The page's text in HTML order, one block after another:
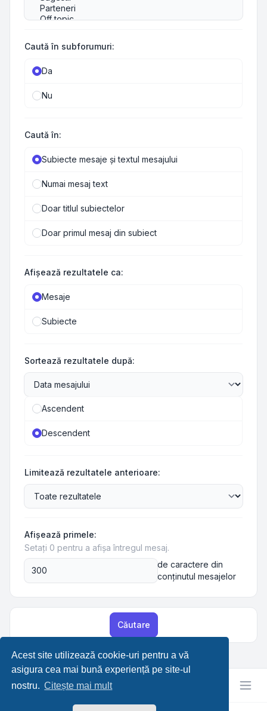
Acest site utilizează cookie-uri pentru a vă
asigura cea mai bună experiență pe site-ul
nostru. Citește mai mult
Caută în subforumuri:
Da
Nu
Caută în:
Subiecte mesaje şi textul mesajului
Numai mesaj text
Doar titlul subiectelor
Doar primul mesaj din subiect
Afişează rezultatele ca:
Mesaje
Subiecte
Sortează rezultatele după:
Ascendent
Descendent
Limitează rezultatele anterioare:
Afişează primele:
Setați 0 pentru a afișa întregul mesaj.
de caractere din
conţinutul mesajelor
Căutare